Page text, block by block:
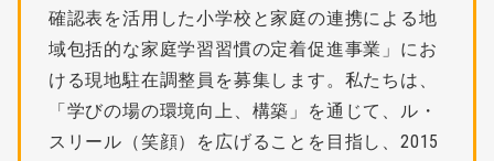
確認表を活用した小学校と家庭の連携による地
域包括的な家庭学習習慣の定着促進事業」にお
ける現地駐在調整員を募集します。私たちは、
「学びの場の環境向上、構築」を通じて、ル・
スリール（笑顔）を広げることを目指し、2015